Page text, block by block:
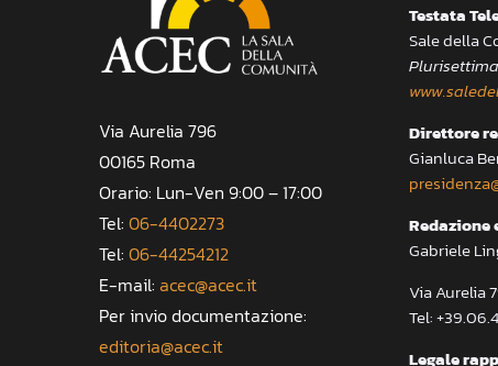
Via Aurelia 796
00165 Roma
Orario: Lun-Ven 9:00 – 17:00
Tel: 06-4402273
Tel: 06-44254212
E-mail: acec@acec.it
Per invio documentazione:
editoria@acec.it
Testata
Sale della
Direttore
Gianluca
Gabriele
Via Aurelia
Tel:
Legale